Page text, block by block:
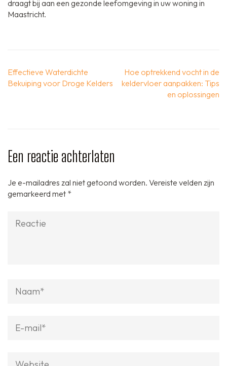
draagt bij aan een gezonde leefomgeving in uw woning in
Maastricht.
Berichtnavigatie
Effectieve Waterdichte
Bekuiping voor Droge Kelders
Hoe optrekkend vocht in de
keldervloer aanpakken: Tips
en oplossingen
Een reactie achterlaten
Je e-mailadres zal niet getoond worden. Vereiste velden zijn
gemarkeerd met *
mail*